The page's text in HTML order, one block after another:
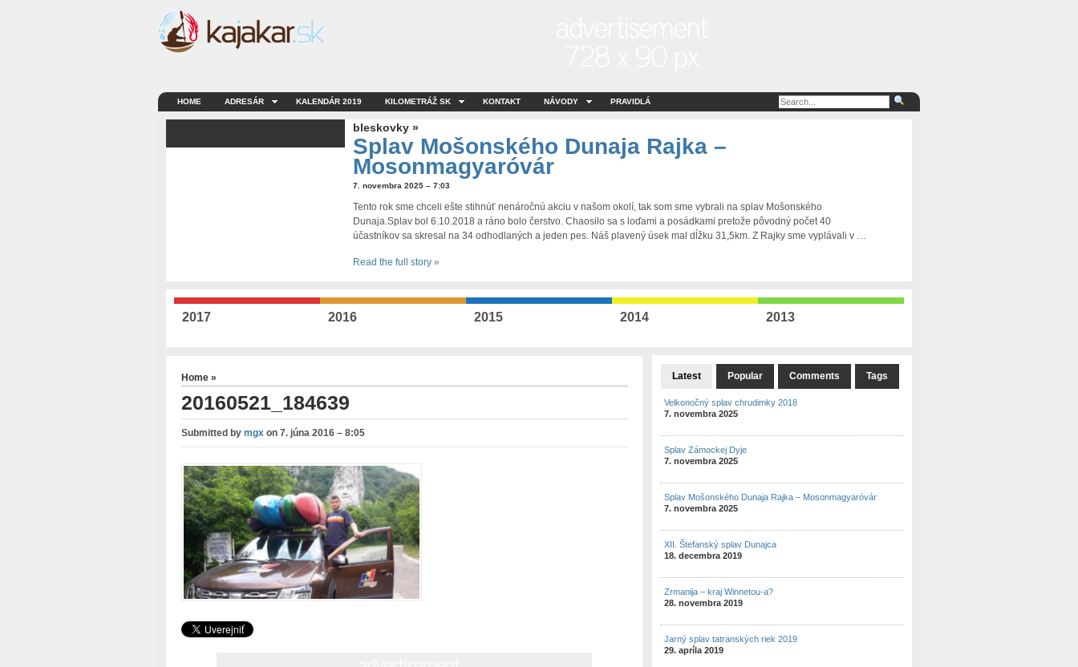
HOME ADRESÁR KALENDÁR 2019 KILOMETRÁŽ SK KONTAKT NÁVODY PRAVIDLÁ
bleskovky »
Splav Mošonského Dunaja Rajka –
Mosonmagyaróvár
7. novembra 2025 – 7:03
Tento rok sme chceli ešte stihnúť nenáročnú akciu v našom okolí, tak som sme vybrali na splav Mošonského
Dunaja.Splav bol 6.10.2018 a ráno bolo čerstvo. Chaosilo sa s loďami a posádkami pretože pôvodný počet 40
účastníkov sa skresal na 34 odhodlaných a jeden pes. Náš plavený úsek mal dĺžku 31,5km. Z Rajky sme vyplávali v …
Read the full story »
2017 2016 2015 2014 2013
Home »
20160521_184639
Submitted by mgxon 7. júna 2016 – 8:05
Latest Popular Comments Tags
Velkonočný splav chrudimky 2018
7. novembra 2025
Splav Zámockej Dyje
7. novembra 2025
Splav Mošonského Dunaja Rajka – Mosonmagyaróvár
7. novembra 2025
XII. Štefanský splav Dunajca
18. decembra 2019
Zrmanija – kraj Winnetou-a?
28. novembra 2019
Jarný splav tatranských riek 2019
29. apríla 2019